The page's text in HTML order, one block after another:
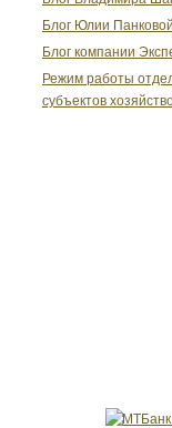
Блог Юлии Панковой
Блог компании
Режим работы
субъектов